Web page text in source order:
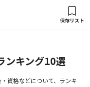
保存リスト
ンキング10選
資格などについて、ランキ